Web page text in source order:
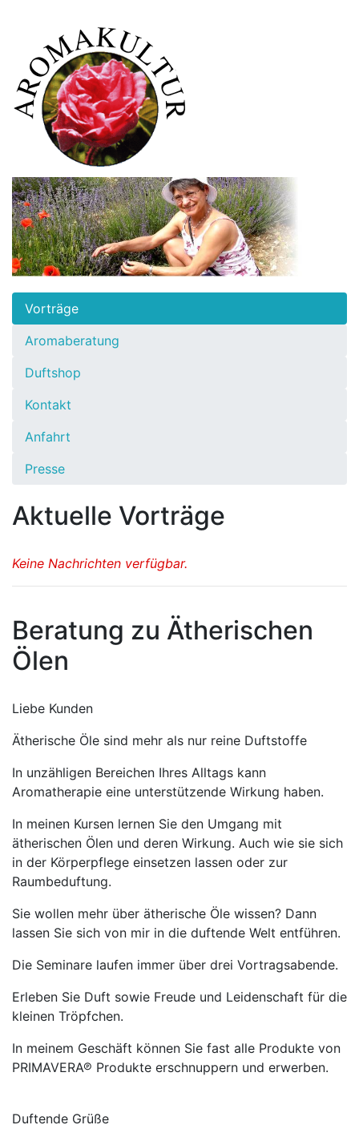
Vorträge
Aromaberatung
Duftshop
Kontakt
Anfahrt
Presse
Aktuelle Vorträge
Keine Nachrichten verfügbar.
Beratung zu Ätherischen
Ölen
Liebe Kunden
Ätherische Öle sind mehr als nur reine Duftstoffe
In unzähligen Bereichen Ihres Alltags kann
Aromatherapie eine unterstützende Wirkung haben.
In meinen Kursen lernen Sie den Umgang mit
ätherischen Ölen und deren Wirkung. Auch wie sie sich
in der Körperpflege einsetzen lassen oder zur
Raumbeduftung.
Sie wollen mehr über ätherische Öle wissen? Dann
lassen Sie sich von mir in die duftende Welt entführen.
Die Seminare laufen immer über drei Vortragsabende.
Erleben Sie Duft sowie Freude und Leidenschaft für die
kleinen Tröpfchen.
In meinem Geschäft können Sie fast alle Produkte von
PRIMAVERA℗ Produkte erschnuppern und erwerben.
Duftende Grüße